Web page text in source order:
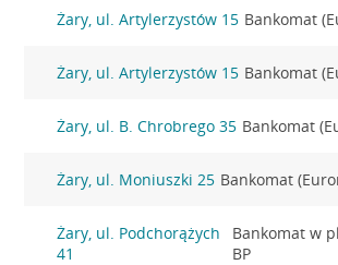
Żary, ul. Artylerzystów 15 Bankomat
Żary, ul. Artylerzystów 15 Bankomat
Żary, ul. B. Chrobrego 35 Bankomat
Żary, ul. Moniuszki 25 Bankomat
Żary, ul. Podchorążych
41
Bankomat w
BP